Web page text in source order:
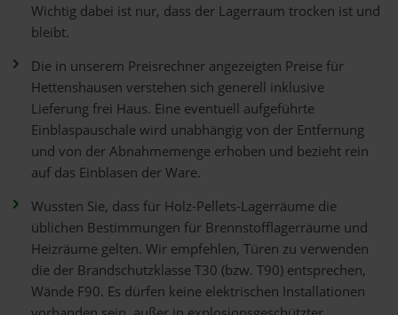
Wichtig dabei ist nur, dass der Lagerraum trocken ist und
bleibt.
Die in unserem Preisrechner angezeigten Preise für
Hettenshausen verstehen sich generell inklusive
Lieferung frei Haus. Eine eventuell aufgeführte
Einblaspauschale wird unabhängig von der Entfernung
und von der Abnahmemenge erhoben und bezieht rein
auf das Einblasen der Ware.
Wussten Sie, dass für Holz-Pellets-Lagerräume die
üblichen Bestimmungen für Brennstofflagerräume und
Heizräume gelten. Wir empfehlen, Türen zu verwenden
die der Brandschutzklasse T30 (bzw. T90) entsprechen,
Wände F90. Es dürfen keine elektrischen Installationen